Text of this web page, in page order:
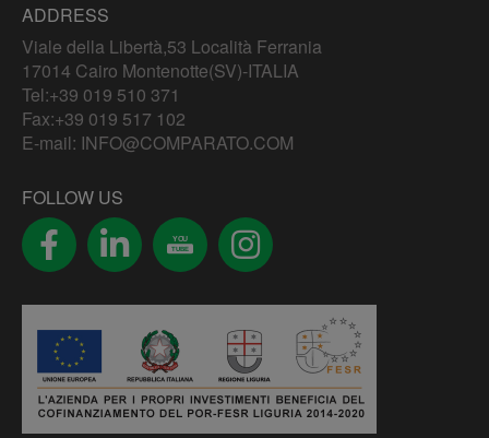
ADDRESS
Viale della Libertà,53 Località Ferrania
17014 Cairo Montenotte(SV)-ITALIA
Tel:+39 019 510 371
Fax:+39 019 517 102
E-mail: INFO@COMPARATO.COM
FOLLOW US
YOU
TUBE